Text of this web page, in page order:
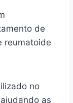
de
reumatoide
no
as